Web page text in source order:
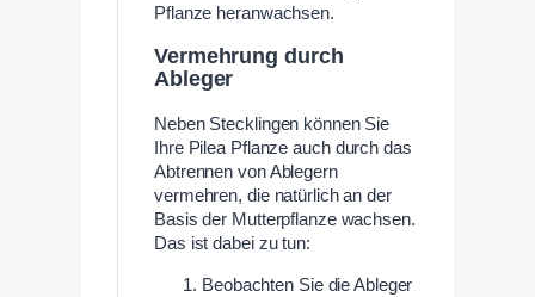
Pflanze heranwachsen.
Vermehrung durch
Ableger
Neben Stecklingen können Sie
Ihre Pilea Pflanze auch durch das
Abtrennen von Ablegern
vermehren, die natürlich an der
Basis der Mutterpflanze wachsen.
Das ist dabei zu tun:
Beobachten Sie die Ableger